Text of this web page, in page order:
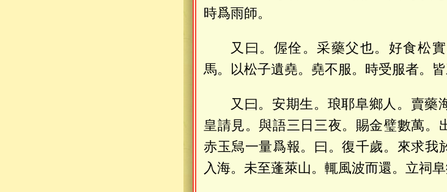
時爲雨師。
又曰。偓佺。采藥父也。好食松
馬。以松子遺堯。堯不服。時受服者。皆
又曰。安期生。琅耶阜鄉人。賣藥
皇請見。與語三日三夜。賜金璧數萬。
赤玉舃一量爲報。曰。復千歲。來求我
入海。未至蓬萊山。輒風波而還。立祠阜